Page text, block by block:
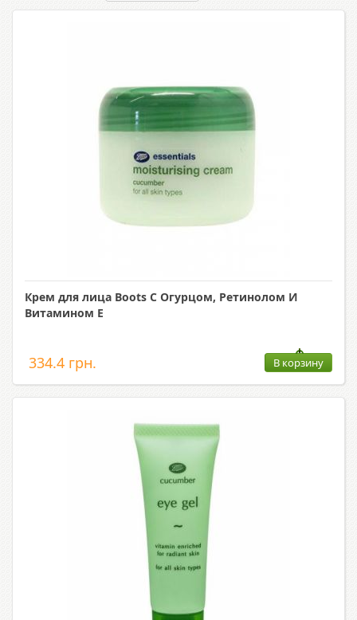
Крем для лица Boots С Огурцом, Ретинолом И
Витамином Е
334.4 грн. В корзину